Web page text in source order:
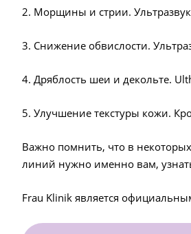
2. Морщины и стрии.
3. Снижение обвислости.
4. Дряблость шеи и декольте.
5. Улучшение текстуры кожи.
Важно помнить, что в некоторых
линий нужно именно вам,
Frau Klinik является